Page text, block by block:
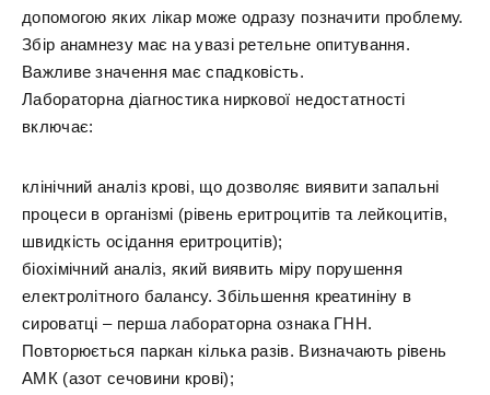
допомогою яких лікар може одразу позначити проблему.
Збір анамнезу має на увазі ретельне опитування.
Важливе значення має спадковість.
Лабораторна діагностика ниркової недостатності
включає:
клінічний аналіз крові, що дозволяє виявити запальні
процеси в організмі (рівень еритроцитів та лейкоцитів,
швидкість осідання еритроцитів);
біохімічний аналіз, який виявить міру порушення
електролітного балансу. Збільшення креатиніну в
сироватці – перша лабораторна ознака ГНН.
Повторюється паркан кілька разів. Визначають рівень
АМК (азот сечовини крові);